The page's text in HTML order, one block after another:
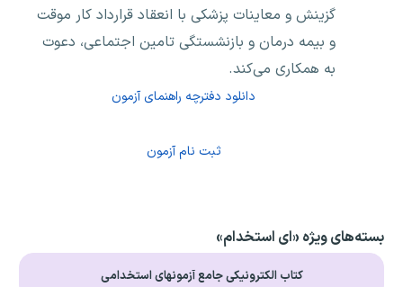
گزینش و معاینات پزشکی با انعقاد قرارداد کار موقت
و بیمه درمان و بازنشستگی تامین اجتماعی، دعوت
به همکاری می‌کند.
دانلود دفترچه راهنمای آزمون
ثبت نام آزمون
بسته‌های ویژه «ای استخدام»
کتاب الکترونیکی جامع آزمونهای استخدامی